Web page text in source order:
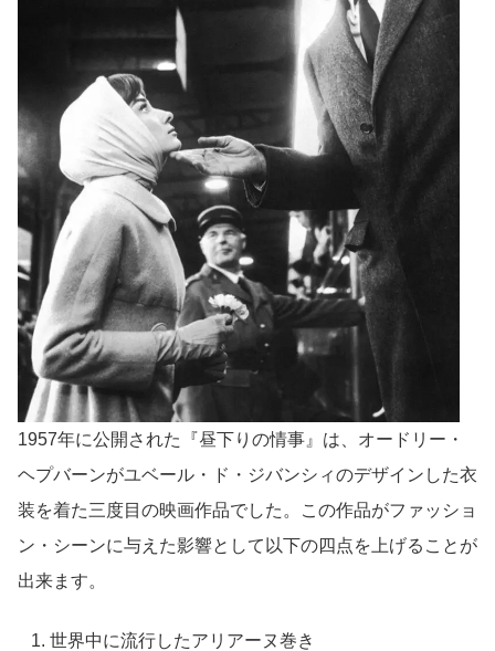
1957年に公開された『昼下りの情事』は、オードリー・
ヘプバーンがユベール・ド・ジバンシィのデザインした衣
装を着た三度目の映画作品でした。この作品がファッショ
ン・シーンに与えた影響として以下の四点を上げることが
出来ます。
世界中に流行したアリアーヌ巻き